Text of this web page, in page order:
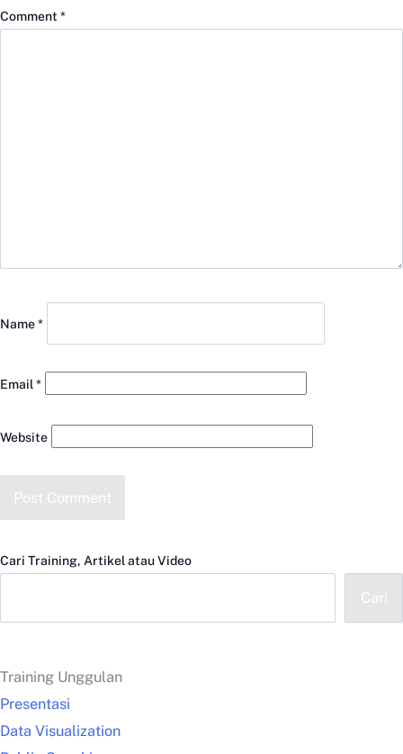
Comment *
Name*
Email *
Website
Cari Training, Artikel atau Video
Cari
Training Unggulan
Presentasi
Data Visualization